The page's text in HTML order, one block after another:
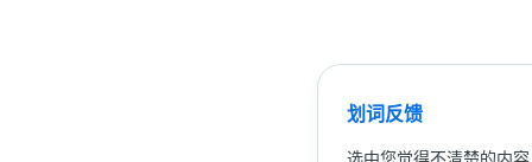
划词反馈
选中您觉得不清楚的内